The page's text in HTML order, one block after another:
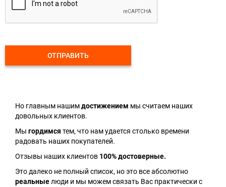
ОТПРАВИТЬ
Но главным нашимдостижением мы считаем наших
довольных клиентов.
Мы гордимся тем, что нам удается столько времени
радовать наших покупателей.
Отзывы наших клиентов 100% достоверные.
Это далеко не полный список, но это все абсолютно
реальныелюди и мы можем связать Вас практически с